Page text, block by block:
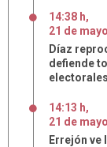
14:38 h,
21 de mayo
Díaz
defiende
14:13 h,
21 de mayo
Errejón ve